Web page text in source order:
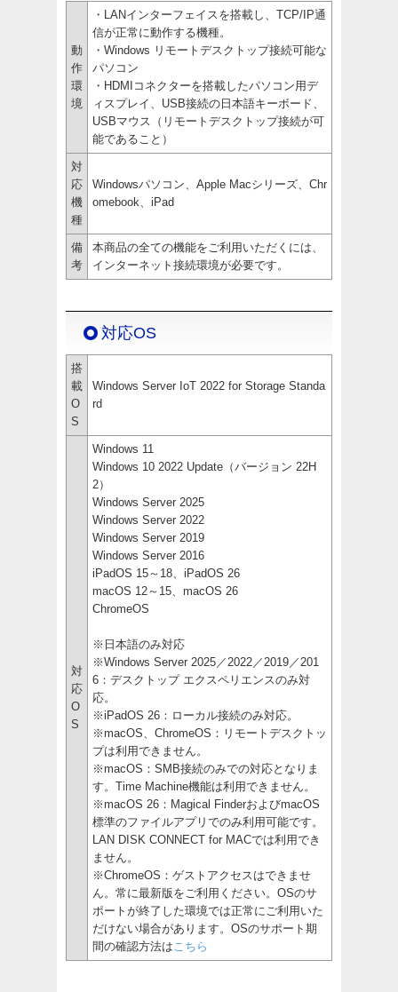
動
作
環
境
・LANインターフェイスを搭載し、TCP/IP通
信が正常に動作する機種。
・Windows リモートデスクトップ接続可能な
パソコン
・HDMIコネクターを搭載したパソコン用デ
ィスプレイ、USB接続の日本語キーボード、
USBマウス（リモートデスクトップ接続が可
能であること）
対
応
機
種
Windowsパソコン、Apple Macシリーズ、Chr
omebook、iPad
備
考
本商品の全ての機能をご利用いただくには、
インターネット接続環境が必要です。
対応OS
搭
載
O
S
Windows Server IoT 2022 for Storage Standa
rd
対
応
O
S
Windows 11
Windows 10 2022 Update（バージョン 22H
2）
Windows Server 2025
Windows Server 2022
Windows Server 2019
Windows Server 2016
iPadOS 15～18、iPadOS 26
macOS 12～15、macOS 26
ChromeOS
※日本語のみ対応
※Windows Server 2025／2022／2019／201
6：デスクトップ エクスペリエンスのみ対
応。
※iPadOS 26：ローカル接続のみ対応。
※macOS、ChromeOS：リモートデスクトッ
プは利用できません。
※macOS：SMB接続のみでの対応となりま
す。Time Machine機能は利用できません。
※macOS 26：Magical FinderおよびmacOS
標準のファイルアプリでのみ利用可能です。
LAN DISK CONNECT for MACでは利用でき
ません。
※ChromeOS：ゲストアクセスはできませ
ん。常に最新版をご利用ください。OSのサ
ポートが終了した環境では正常にご利用いた
だけない場合があります。OSのサポート期
間の確認方法は こちら